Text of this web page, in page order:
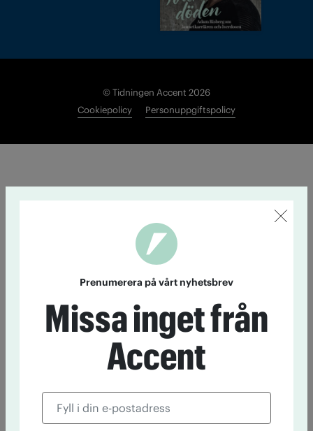
© Tidningen Accent 2026
Cookiepolicy
Personuppgiftspolicy
Prenumerera på vårt nyhetsbrev
Missa inget från
Accent